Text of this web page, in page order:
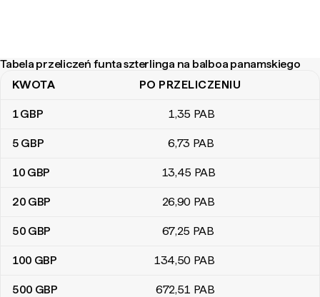
Tabela przeliczeń funta szterlinga na balboa panamskiego
Tabela przeliczeń funta szterlinga na balboa panamskiego
KWOTA PO PRZELICZENIU
1GBP 1,35 PAB
5 GBP 6,73 PAB
10 GBP 13,45 PAB
20 GBP 26,90 PAB
50 GBP 67,25 PAB
100 GBP 134,50 PAB
500 GBP 672,51 PAB